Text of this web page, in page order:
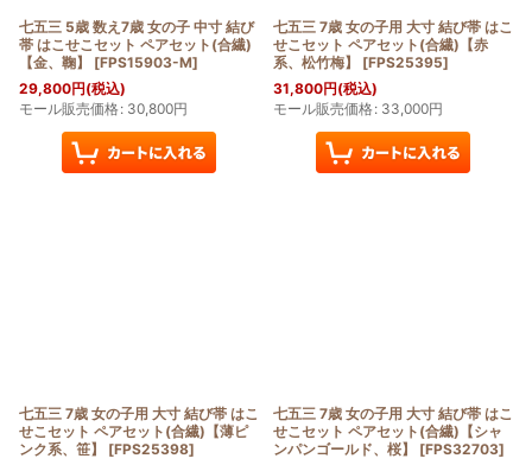
七五三 5歳 数え7歳 女の子 中寸 結び
帯 はこせこセット ペアセット(合繊)
【金、鞠】
[FPS15903-M]
29,800円(税込)
モール販売価格: 30,800円
七五三 7歳 女の子用 大寸 結び帯 はこ
せこセット ペアセット(合繊)【赤
系、松竹梅】
[FPS25395]
31,800円(税込)
モール販売価格: 33,000円
七五三 7歳 女の子用 大寸 結び帯 はこ
せこセット ペアセット(合繊)【薄ピ
ンク系、笹】
[FPS25398]
七五三 7歳 女の子用 大寸 結び帯 はこ
せこセット ペアセット(合繊)【シャ
ンパンゴールド、桜】
[FPS32703]